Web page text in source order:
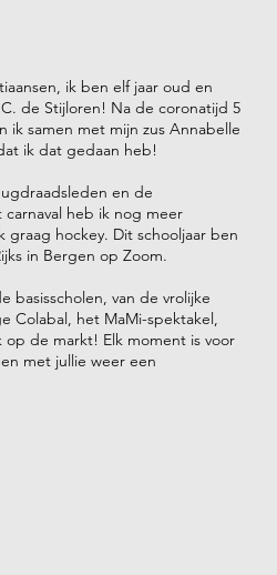
ik ben elf jaar oud en
de Stijloren! Na de coronatijd 5
samen met mijn zus Annabelle
ik dat gedaan heb!
en de
heb ik nog meer
graag hockey. Dit schooljaar ben
in Bergen op Zoom.
basisscholen, van de vrolijke
Colabal, het MaMi-spektakel,
de markt! Elk moment is voor
met jullie weer een